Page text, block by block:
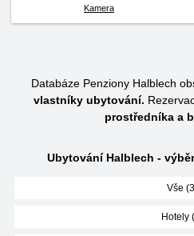
Kamera
Databáze Penziony Halblech
vlastníky ubytování.
prostředníka a
Ubytování Halblech -
Vše
Hotely